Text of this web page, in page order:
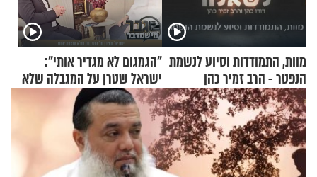
מוות, התמודדות וסיוע לנשמת
הנפטר - הרב זמיר כהן
"הגמגום לא מגדיר אותי":
ישראל שטרן על המגבלה שלא
עוצרת אותו